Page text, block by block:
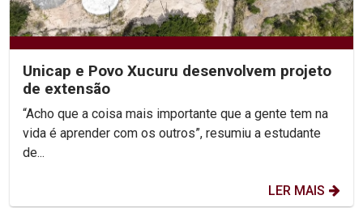
Unicap e Povo Xucuru desenvolvem projeto
de extensão
“Acho que a coisa mais importante que a gente tem na
vida é aprender com os outros”, resumiu a estudante
de...
LER MAIS